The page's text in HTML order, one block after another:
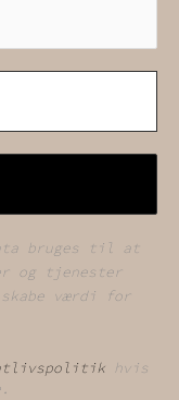
bruges til at
og tjenester
skabe værdi for
hvis